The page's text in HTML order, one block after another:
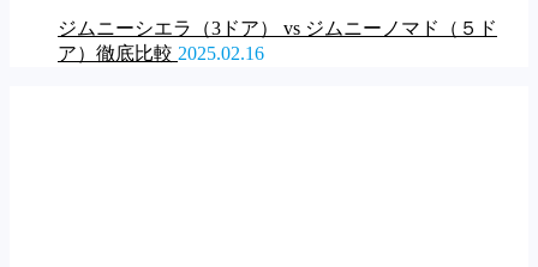
ジムニーシエラ（3ドア） vs ジムニーノマド（５ド
ア）徹底比較 2025.02.16